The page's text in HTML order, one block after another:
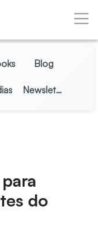
Blog
Newsletter
do